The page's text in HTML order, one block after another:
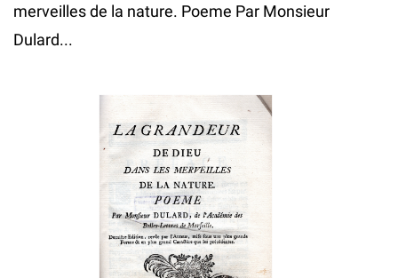
merveilles de la nature. Poeme Par Monsieur
Dulard...